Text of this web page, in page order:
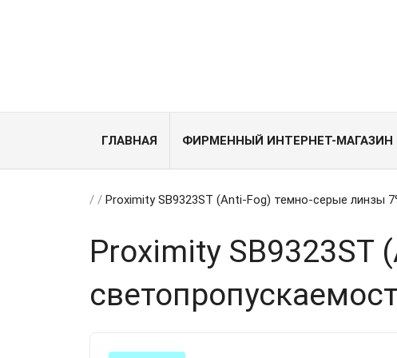
ГЛАВНАЯ ФИРМЕННЫЙ ИНТЕРНЕТ-МАГАЗИН
/ / Proximity SB9323ST (Anti-Fog) темно-серые линзы
Proximity SB9323ST